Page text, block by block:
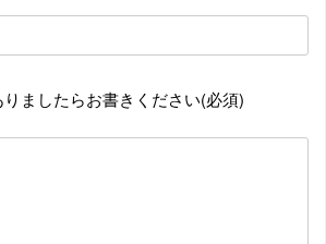
ましたらお書きください(必須)